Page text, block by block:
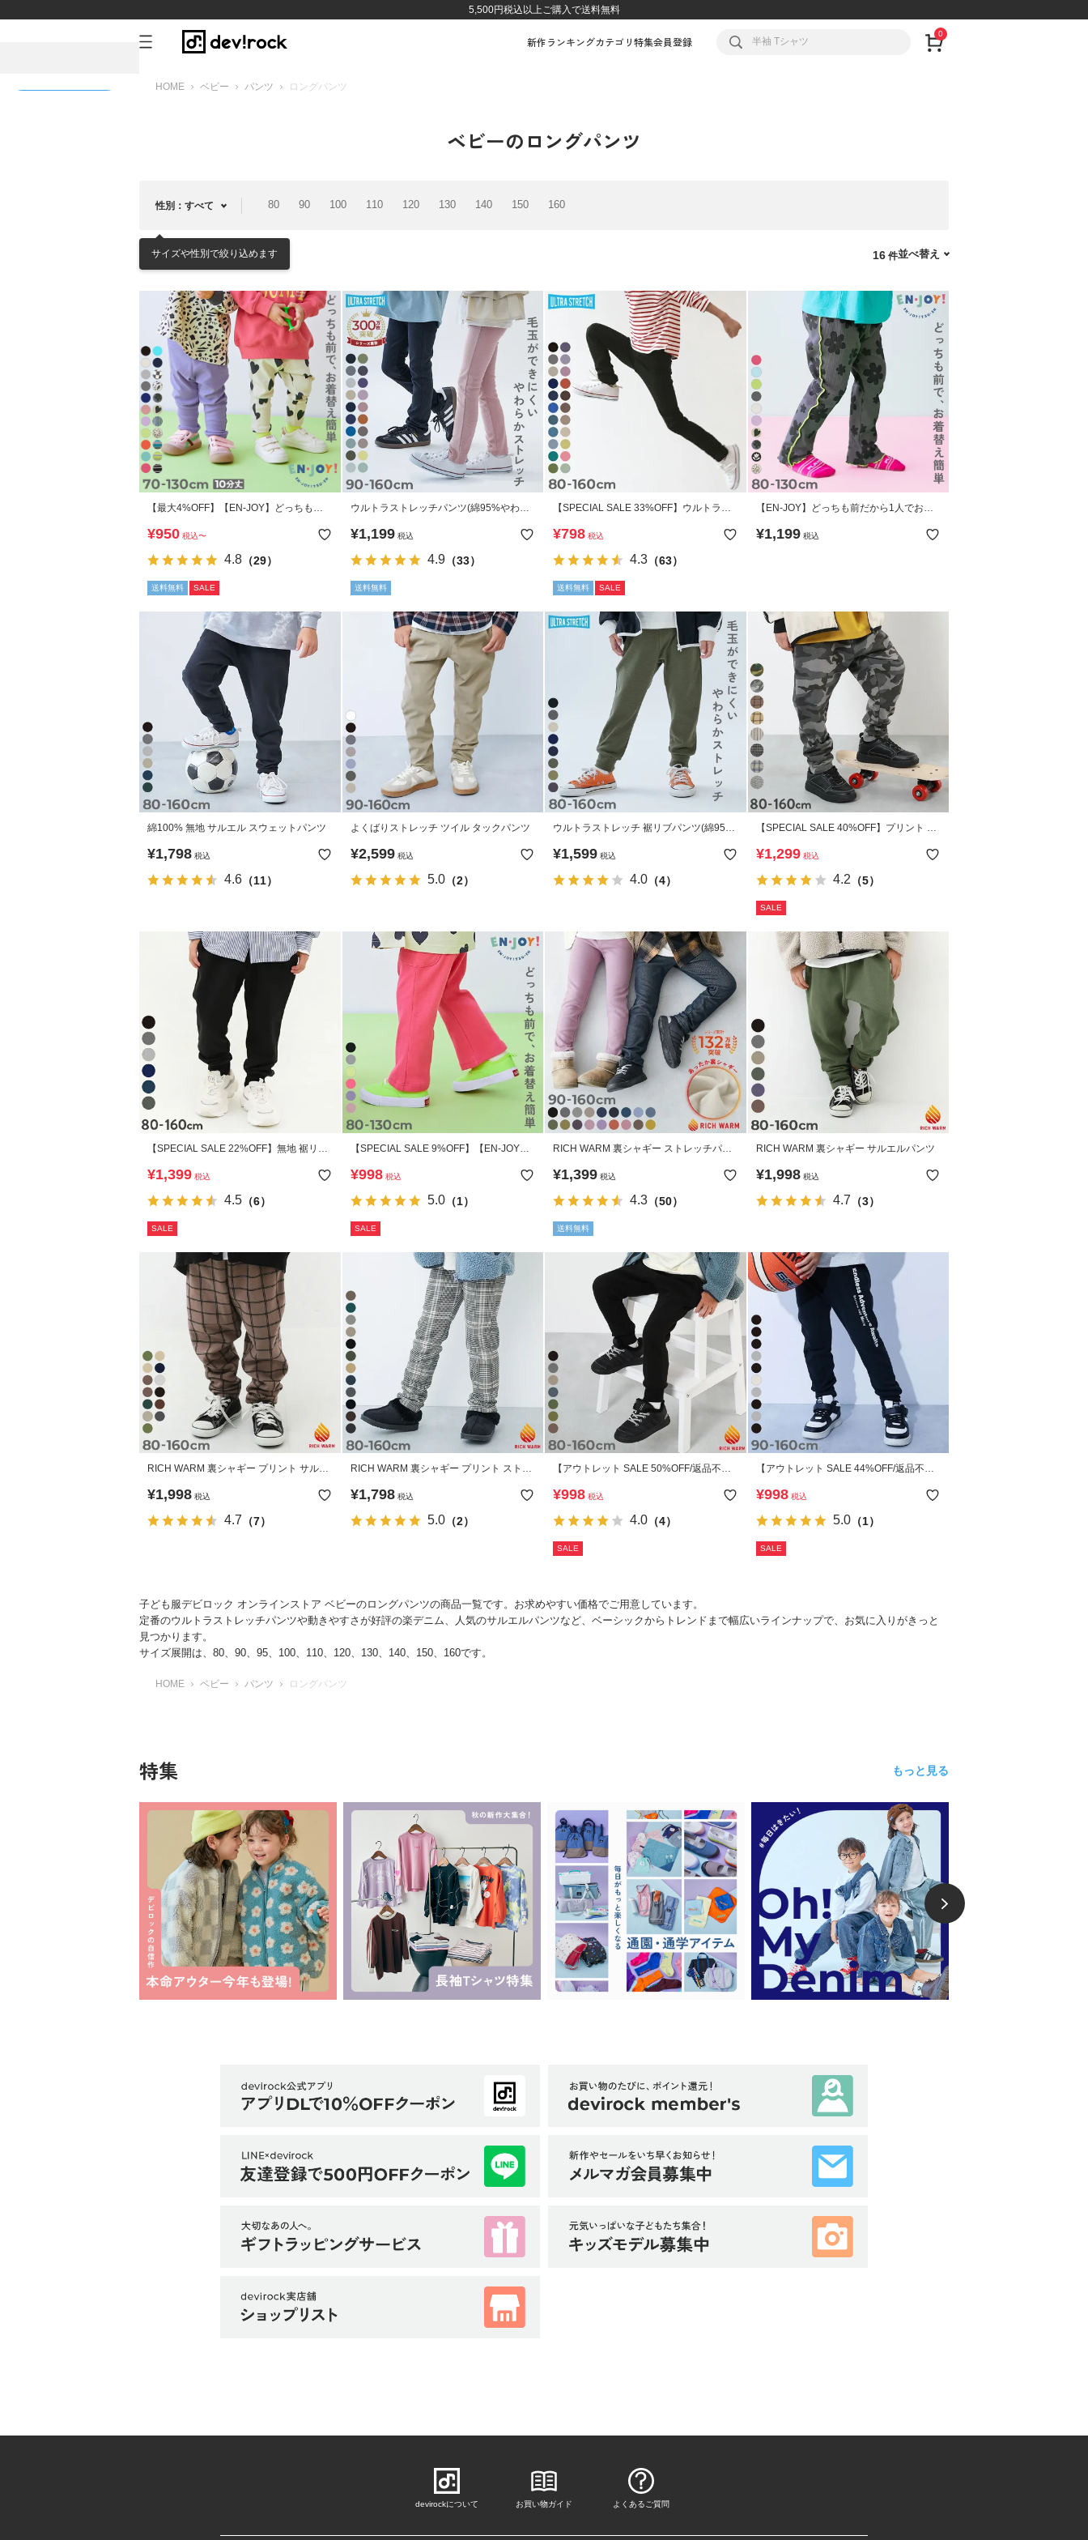
5,500円税込以上ご購入で送料無料
新作ランキングカテゴリ特集会員登録
0
HOME ベビー パンツ ロングパンツ
ベビーのロングパンツ
性別：すべて 80 90 100 110 120 130 140 150 160
サイズや性別で絞り込めます 並べ替え
16
【最大4%OFF】【EN-JOY】どっちも前
リブパンツ
¥950 税込〜
4.8 （29）
送料無料 SALE
ウルトラストレッチパンツ(綿95%やわら
¥1,199 税込
4.9（33）
送料無料
【SPECIAL SALE 33%OFF】ウルトラス
¥798 税込
4.3 （63）
送料無料 SALE
【EN-JOY】どっちも前だから1人でお着
¥1,199 税込
綿100% 無地 サルエル スウェットパンツ
¥1,798 税込
4.6 （11）
よくばりストレッチ ツイル タックパンツ
¥2,599 税込
5.0（2）
ウルトラストレッチ 裾リブパンツ(綿95%
¥1,599 税込
4.0 （4）
【SPECIAL SALE 40%OFF】プリント サ
¥1,299 税込
4.2 （5）
SALE
【SPECIAL SALE 22%OFF】無地 裾リブ
¥1,399 税込
4.5 （6）
SALE
【SPECIAL SALE 9%OFF】【EN-JOY】
リブフレアパンツ
¥998 税込
5.0（1）
SALE
RICH WARM 裏シャギー ストレッチパン
¥1,399 税込
4.3 （50）
送料無料
RICH WARM 裏シャギー サルエルパンツ
¥1,998 税込
4.7 （3）
RICH WARM 裏シャギー プリント サルエ
¥1,998 税込
4.7 （7）
RICH WARM 裏シャギー プリント ストレ
¥1,798 税込
5.0（2）
【アウトレット SALE 50%OFF/返品不
ツ
¥998 税込
4.0 （4）
SALE
【アウトレット SALE 44%OFF/返品不
¥998 税込
5.0（1）
SALE
子ども服デビロック オンラインストア ベビーのロングパンツの商品一覧です。お求めやすい価格でご用意しています。
定番のウルトラストレッチパンツや動きやすさが好評の楽デニム、人気のサルエルパンツなど、ベーシックからトレンドまで幅広いラインナップで、お気に入りがきっと
見つかります。
サイズ展開は、80、90、95、100、110、120、130、140、150、160です。
HOME ベビー パンツ ロングパンツ
特集 もっと見る
devirockについて お買い物ガイド よくあるご質問